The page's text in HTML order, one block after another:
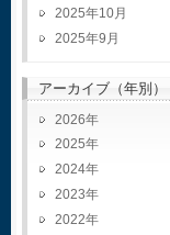
2025年10月
2025年9月
アーカイブ（年別）
2026
2025
2024
2023
2022